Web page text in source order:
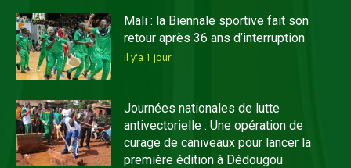
Mali : la Biennale sportive fait son
retour après 36 ans d’interruption
il y'a 1 jour
Journées nationales de lutte
antivectorielle : Une opération de
curage de caniveaux pour lancer la
première édition à Dédougou